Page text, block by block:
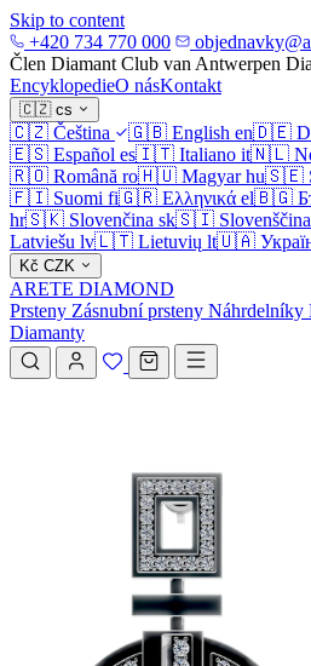
Skip to content
+420 734 770 000
Člen Diamant Club van Antwerpen
EncyklopedieO násKontakt
🇨🇿 cs
🇨🇿 Čeština 🇬🇧 English en🇩🇪
🇪🇸 Español es🇮🇹 Italiano it🇳🇱
🇷🇴 Română ro🇭🇺 Magyar hu🇸🇪
🇫🇮 Suomi fi🇬🇷 Ελληνικά el🇧🇬
hr🇸🇰 Slovenčina sk🇸🇮 Slovenščina
Latviešu lv🇱🇹 Lietuvių lt🇺🇦
Kč CZK
ARETE DIAMOND
Prsteny Zásnubní prsteny Náhrdelníky
Diamanty